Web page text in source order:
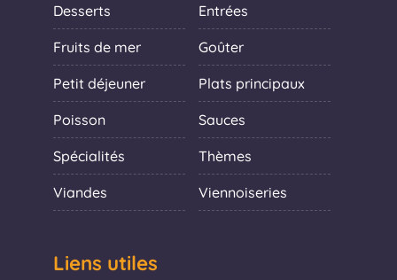
Desserts Entrées
Fruits de mer Goûter
Petit déjeuner Plats principaux
Poisson Sauces
Spécialités Thèmes
Viandes Viennoiseries
Liens utiles